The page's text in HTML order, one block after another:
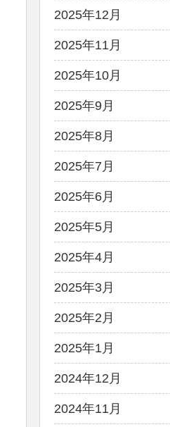
2025年12月
2025年11月
2025年10月
2025年9月
2025年8月
2025年7月
2025年6月
2025年5月
2025年4月
2025年3月
2025年2月
2025年1月
2024年12月
2024年11月